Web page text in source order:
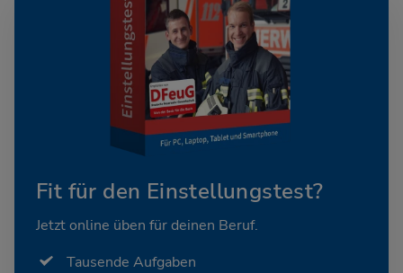
Fit für den Einstellungstest?
Jetzt online üben für deinen Beruf.
Tausende Aufgaben